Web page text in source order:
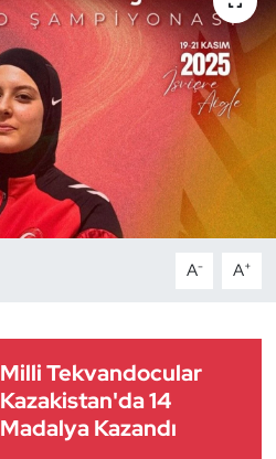
A- A+
Milli Tekvandocular
Kazakistan'da 14
Madalya Kazandı